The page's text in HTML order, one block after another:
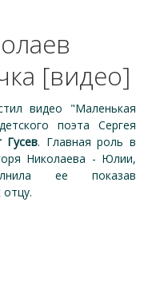
[видео]
видео "Маленькая
поэта Сергея
Гусев. Главная роль в
Николаева - Юлии,
ее показав